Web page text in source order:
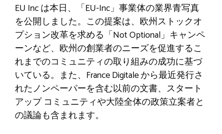
EU Inc は本日、「EU-Inc」事業体の業界青写真
を公開しました。この提案は、欧州ストックオ
プション改革を求める「Not Optional」キャンペ
ーンなど、欧州の創業者のニーズを促進するこ
れまでのコミュニティの取り組みの成功に基づ
いている。また、France Digitale から最近発行さ
れたノンペーパーを含む以前の文書、スタート
アップ コミュニティや大陸全体の政策立案者と
の議論も含まれます。